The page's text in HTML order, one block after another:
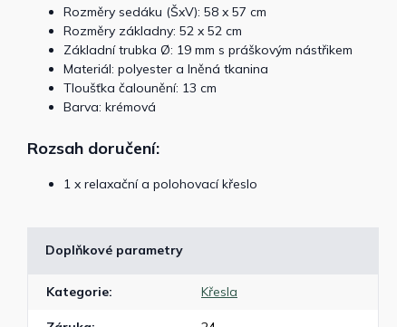
Rozměry sedáku (ŠxV): 58 x 57 cm
Rozměry základny: 52 x 52 cm
Základní trubka Ø: 19 mm s práškovým nástřikem
Materiál: polyester a lněná tkanina
Tloušťka čalounění: 13 cm
Barva: krémová
Rozsah doručení:
1 x relaxační a polohovací křeslo
Doplňkové parametry
Kategorie: Křesla